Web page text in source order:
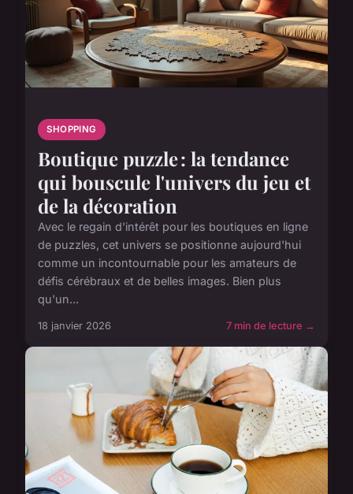
SHOPPING
Boutique puzzle : la tendance
qui bouscule l'univers du jeu et
de la décoration
Avec le regain d'intérêt pour les boutiques en ligne
de puzzles, cet univers se positionne aujourd'hui
comme un incontournable pour les amateurs de
défis cérébraux et de belles images. Bien plus
qu'un...
18 janvier 2026 7 min de lecture →